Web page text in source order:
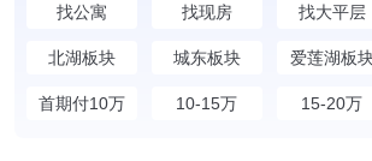
找公寓 找现房 找大平层
北湖板块 城东板块 爱莲湖板
首期付10万 10-15万 15-20万